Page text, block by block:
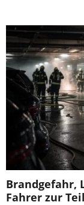
Brandgefahr,
Fahrer zur